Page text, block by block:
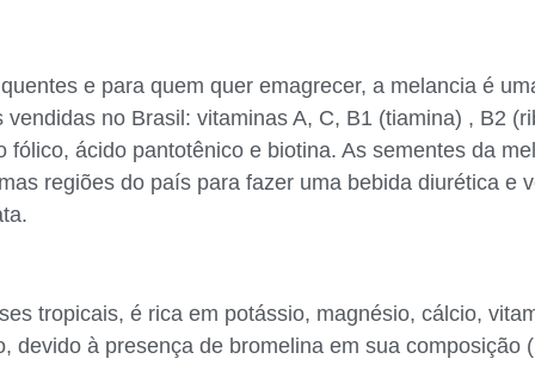
e para quem quer emagrecer, a melancia é
vendidas no Brasil: vitaminas A, C, B1 (tiamina) , B2
fólico, ácido pantotênico e biotina. As sementes da
regiões do país para fazer uma bebida diurética e
tropicais, é rica em potássio, magnésio, cálcio,
devido à presença de bromelina em sua composição